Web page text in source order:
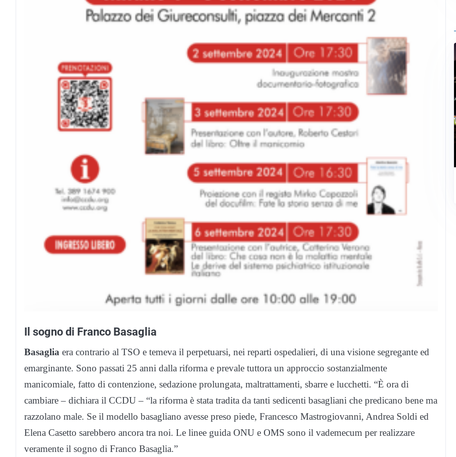
Il sogno di Franco Basaglia
Basaglia era contrario al TSO e temeva il perpetuarsi, nei reparti ospedalieri, di una visione segregante ed
emarginante. Sono passati 25 anni dalla riforma e prevale tuttora un approccio sostanzialmente
manicomiale, fatto di contenzione, sedazione prolungata, maltrattamenti, sbarre e lucchetti. “È ora di
cambiare – dichiara il CCDU – “la riforma è stata tradita da tanti sedicenti basagliani che predicano bene ma
razzolano male. Se il modello basagliano avesse preso piede, Francesco Mastrogiovanni, Andrea Soldi ed
Elena Casetto sarebbero ancora tra noi. Le linee guida ONU e OMS sono il vademecum per realizzare
veramente il sogno di Franco Basaglia.”